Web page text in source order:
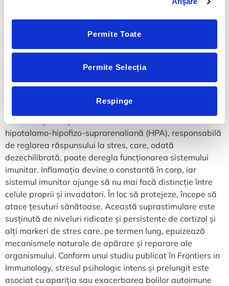
Permite Toate
Permite Selecția
Respinge
Stresul nu este doar o stare de spirit trecătoare, ci un
factor biologic cu implicații profunde asupra sănătății
întregului organism. În contextul bolilor autoimune,
declanșa sau agrava reacții de autoagresiune la nivelul
sistemului imunitar. Multe persoane ajung să descopere o
boală autoimună după o perioadă intensă de stres
emoțional, traume personale sau epuizare cronică.
Aceste experiențe afectează în mod direct axa
hipotalamo-hipofizo-suprarenaliană (HPA), responsabilă
de reglarea răspunsului la stres, care, odată
dezechilibrată, poate deregla funcționarea sistemului
imunitar. Inflamația devine o constantă în corp, iar
sistemul imunitar ajunge să nu mai facă distincție între
celule proprii și invadatori. În loc să protejeze, începe să
atace țesuturi sănătoase. Această suprastimulare este
susținută de niveluri ridicate și persistente de cortizol și
alți markeri de stres care, pe termen lung, epuizează
mecanismele naturale de apărare și reparare ale
organismului. Conform unui studiu publicat în Frontiers in
Immunology, stresul psihologic intens și prelungit este
asociat cu apariția sau exacerbarea bolilor autoimune